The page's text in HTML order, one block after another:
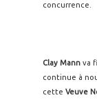
concurrence.
Clay Mann va
continue à
cette Veuve